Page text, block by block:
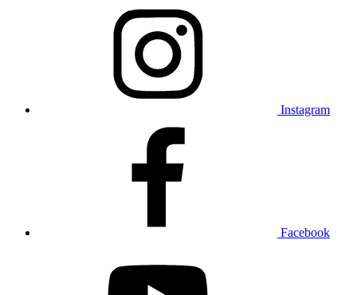
Instagram
Facebook